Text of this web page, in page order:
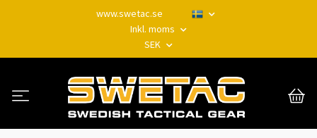
www.swetac.se
Inkl. moms
SEK